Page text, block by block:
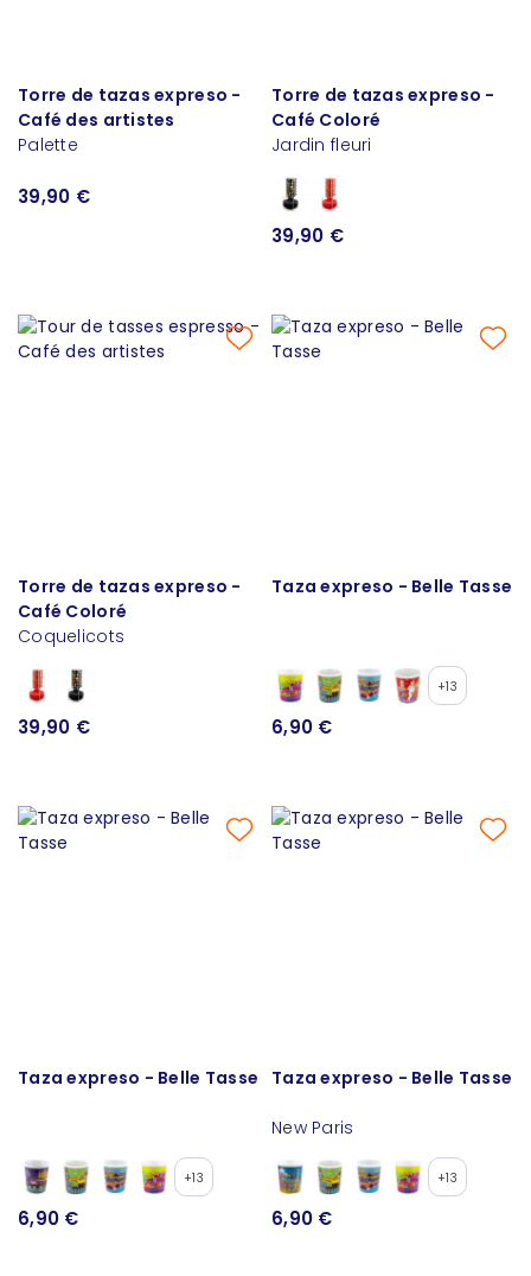
Torre de tazas expreso -
Café des artistes
Palette
39,90 €
Torre de tazas expreso -
Café Coloré
Jardin fleuri
39,90 €
Torre de tazas expreso -
Café Coloré
Coquelicots
39,90 €
Taza expreso - Belle Tasse
+13
6,90 €
Taza expreso - Belle Tasse
+13
6,90 €
Taza expreso - Belle Tasse
New Paris
+13
6,90 €